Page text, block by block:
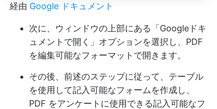
経由 Google ドキュメント
次に、ウィンドウの上部にある「Googleドキ
ュメントで開く」オプションを選択し、PDF
を編集可能なフォーマットで開きます。
その後、前述のステップに従って、テーブル
を使用して記入可能なフォームを作成し、
PDF をアンケートに使用できる記入可能なフ